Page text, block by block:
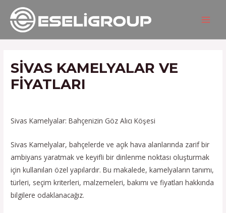
İçeriğe
atla
SIVAS KAMELYALAR VE
FIYATLARI
Sivas Kamelyalar: Bahçenizin Göz Alıcı Köşesi
Sivas Kamelyalar, bahçelerde ve açık hava alanlarında zarif bir
ambiyans yaratmak ve keyifli bir dinlenme noktası oluşturmak
için kullanılan özel yapılardır. Bu makalede, kamelyaların tanımı,
türleri, seçim kriterleri, malzemeleri, bakımı ve fiyatları hakkında
bilgilere odaklanacağız.
Yazı
gezinmesi